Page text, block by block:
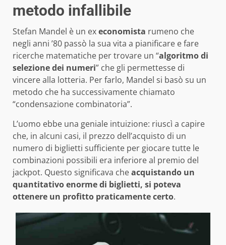
metodo infallibile
Stefan Mandel è un execonomista rumeno che
negli anni ’80 passò la sua vita a pianificare e fare
ricerche matematiche per trovare un “algoritmo di
selezione dei numeri” che gli permettesse di
vincere alla lotteria. Per farlo, Mandel si basò su un
metodo che ha successivamente chiamato
“condensazione combinatoria”.
L’uomo ebbe una geniale intuizione: riuscì a capire
che, in alcuni casi, il prezzo dell’acquisto di un
numero di biglietti sufficiente per giocare tutte le
combinazioni possibili era inferiore al premio del
jackpot. Questo significava cheacquistando un
quantitativo enorme di biglietti, si poteva
ottenere un profitto praticamente certo.